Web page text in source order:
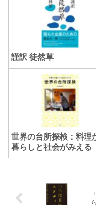
謹訳 徒然草
世界の台所探検：料理
暮らしと社会がみえる